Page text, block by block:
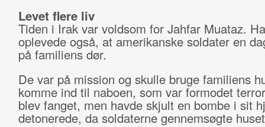
Levet flere liv
Tiden i Irak var voldsom for Jahfar Muataz.
oplevede også, at amerikanske soldater en
på familiens dør.
De var på mission og skulle bruge familiens
komme ind til naboen, som var formodet
blev fanget, men havde skjult en bombe i sit
detonerede, da soldaterne gennemsøgte